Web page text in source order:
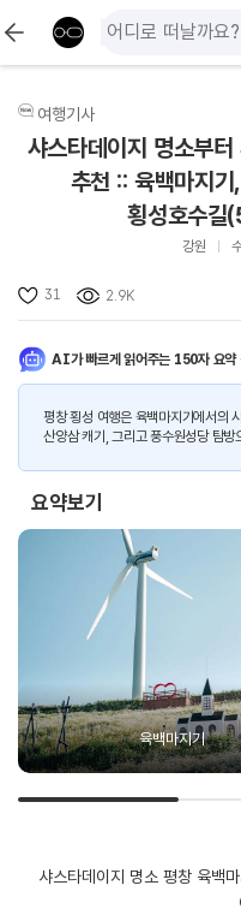
여행기사
샤스타데이지 명소부
추천 :: 육백마지
횡성호수길
강원
31 2.9K
AI가 빠르게 읽어주는 150자 요약
평창 횡성 여행은 육백마지기에서의
산양삼 캐기, 그리고 풍수원성당 탐방
요약보기
육백마지기
샤스타데이지 명소 평창 육백